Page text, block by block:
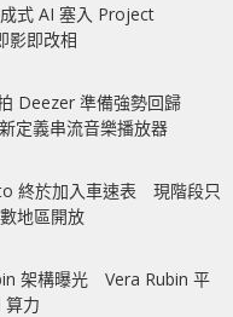
式 AI 塞入 Project
即改相
Deezer 準備強勢回歸
定義串流音樂播放器
終於加入車速表 現階段只
地區開放
架構曝光 Vera Rubin 平
算力